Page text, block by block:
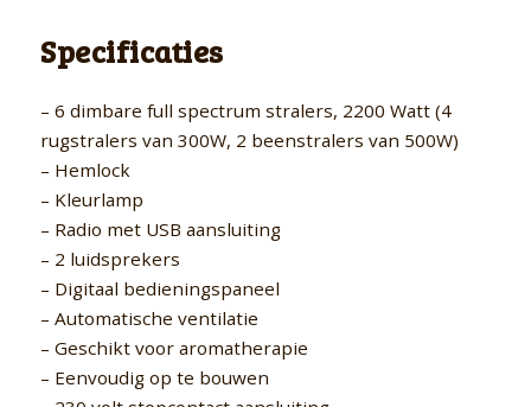
Specificaties
– 6 dimbare full spectrum stralers, 2200 Watt (4
rugstralers van 300W, 2 beenstralers van 500W)
– Hemlock
– Kleurlamp
– Radio met USB aansluiting
– 2 luidsprekers
– Digitaal bedieningspaneel
– Automatische ventilatie
– Geschikt voor aromatherapie
– Eenvoudig op te bouwen